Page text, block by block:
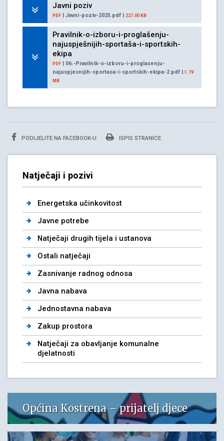
Javni poziv
PDF | Javni-poziv-2025.pdf | 227.00 KB
Pravilnik-o-izboru-i-proglašenju-
najuspješnijih-sportaša-i-sportskih-
ekipa
PDF | 06.-Pravilnik-o-izboru-i-proglasenju-
najuspjesnijih-sportasa-i-sportskih-ekipa-2.pdf | 1.79
MB
PODIJELITE NA FACEBOOK-U ISPIS STRANICE
Natječaji i pozivi
Energetska učinkovitost
Javne potrebe
Natječaji drugih tijela i ustanova
Ostali natječaji
Zasnivanje radnog odnosa
Javna nabava
Jednostavna nabava
Zakup prostora
Natječaji za obavljanje komunalne
djelatnosti
Općina Kostrena – prijatelj djece